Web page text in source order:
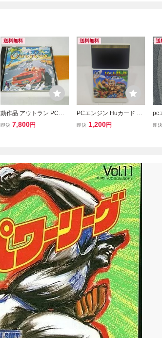
送料無料
動作品 アウトラン PCエ
ンジン Out Run Huカード
即決 7,800円
送料無料
PCエンジン Huカード キ
ックボール ソフトのみ
即決 1,200円
送
pc
ワ
即決